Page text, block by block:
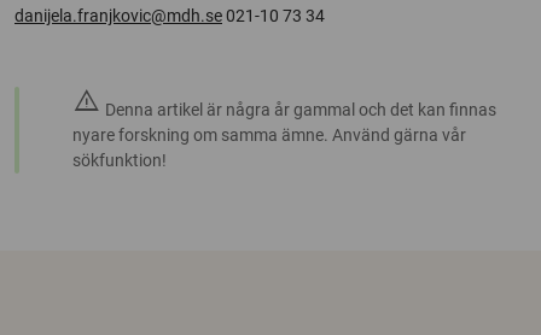
danijela.franjkovic@mdh.se021-10 73 34
warning Denna artikel är några år gammal och det kan finnas
nyare forskning om samma ämne. Använd gärna vår
sökfunktion!